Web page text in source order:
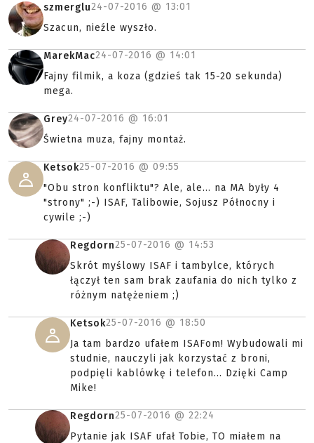
szmerglu24-07-2016 @ 13:01
Szacun, nieźle wyszło.
MarekMac24-07-2016 @ 14:01
Fajny filmik, a koza (gdzieś tak 15-20 sekunda)
mega.
Grey24-07-2016 @ 16:01
Świetna muza, fajny montaż.
Ketsok25-07-2016 @ 09:55
"Obu stron konfliktu"? Ale, ale... na MA były 4
"strony" ;-) ISAF, Talibowie, Sojusz Północny i
cywile ;-)
Regdorn25-07-2016 @ 14:53
Skrót myślowy ISAF i tambylce, których
łączył ten sam brak zaufania do nich tylko z
różnym natężeniem ;)
Ketsok25-07-2016 @ 18:50
Ja tam bardzo ufałem ISAFom! Wybudowali mi
studnie, nauczyli jak korzystać z broni,
podpięli kablówkę i telefon... Dzięki Camp
Mike!
Regdorn25-07-2016 @ 22:24
Pytanie jak ISAF ufał Tobie, TO miałem na